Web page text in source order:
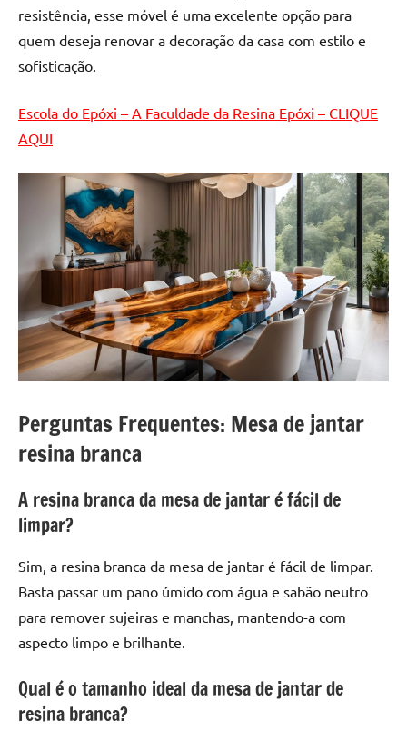
resistência, esse móvel é uma excelente opção para
quem deseja renovar a decoração da casa com estilo e
sofisticação.
Escola do Epóxi – A Faculdade da Resina Epóxi – CLIQUE
AQUI
Perguntas Frequentes: Mesa de jantar
resina branca
A resina branca da mesa de jantar é fácil de
limpar?
Sim, a resina branca da mesa de jantar é fácil de limpar.
Basta passar um pano úmido com água e sabão neutro
para remover sujeiras e manchas, mantendo-a com
aspecto limpo e brilhante.
Qual é o tamanho ideal da mesa de jantar de
resina branca?